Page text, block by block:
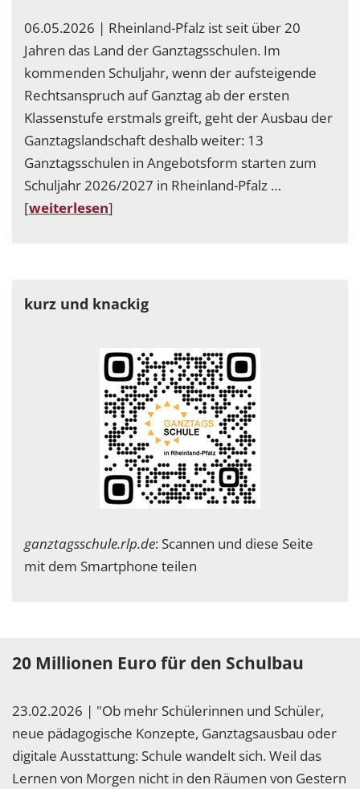
06.05.2026 | Rheinland-Pfalz ist seit über 20
Jahren das Land der Ganztagsschulen. Im
kommenden Schuljahr, wenn der aufsteigende
Rechtsanspruch auf Ganztag ab der ersten
Klassenstufe erstmals greift, geht der Ausbau der
Ganztagslandschaft deshalb weiter: 13
Ganztagsschulen in Angebotsform starten zum
Schuljahr 2026/2027 in Rheinland-Pfalz …
[weiterlesen]
kurz und knackig
ganztagsschule.rlp.de: Scannen und diese Seite
mit dem Smartphone teilen
20 Millionen Euro für den Schulbau
23.02.2026 | "Ob mehr Schülerinnen und Schüler,
neue pädagogische Konzepte, Ganztagsausbau oder
digitale Ausstattung: Schule wandelt sich. Weil das
Lernen von Morgen nicht in den Räumen von Gestern